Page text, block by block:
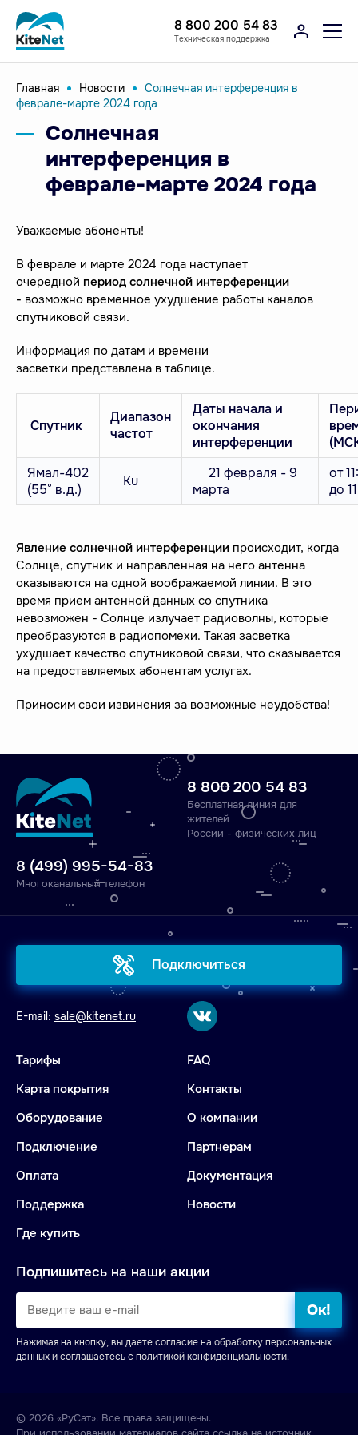
8 800 200 54 83
Техническая поддержка
Главная Новости
Солнечная интерференция в
феврале-марте 2024 года
Солнечная
интерференция в
феврале-марте 2024 года
Уважаемые абоненты!
В феврале и марте 2024 года наступает
очередной период солнечной интерференции
- возможно временное ухудшение работы каналов
спутниковой связи.
Информация по датам и времени
засветки представлена в таблице.
Спутник
Диапазон
частот
Даты начала и
окончания
интерференции
Ямал-402
(55° в.д.)
Ku
21 февраля - 9
марта
от
до
Явление солнечной интерференции происходит, когда
Солнце, спутник и направленная на него антенна
оказываются на одной воображаемой линии. В это
время прием антенной данных со спутника
невозможен - Солнце излучает радиоволны, которые
преобразуются в радиопомехи. Такая засветка
ухудшает качество спутниковой связи, что сказывается
на предоставляемых абонентам услугах.
Приносим свои извинения за возможные неудобства!
8 800 200 54 83
Бесплатная линия для
жителей
России - физических лиц
8 (499) 995-54-83
Многоканальный телефон
Подключиться
E-mail: sale@kitenet.ru
Тарифы
Карта покрытия
Оборудование
Подключение
Оплата
Поддержка
Где купить
FAQ
Контакты
О компании
Партнерам
Документация
Новости
Подпишитесь на наши акции
Ок!
Нажимая на кнопку, вы даете согласие на обработку персональных
данных и соглашаетесь с политикой конфиденциальности.
© 2026 «РуСат». Все права защищены.